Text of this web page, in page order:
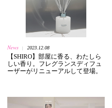
News 2023.12.08
【SHIRO】部屋に香る、わたしら
しい香り。フレグランスディフュ
ーザーがリニューアルして登場。